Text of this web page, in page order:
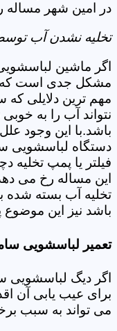
در امین شهر مساله
تخلیه نشدن آب
اگر ماشین
مشکل جدی است که
مهم ترین دلایلی
نتواند آب را به
باشد.با این وجود
دستگاه لباسشویی
فیلتر یا پمپ تخلیه
این مساله رخ می
تخلیه آب بسته شده
باشد نیز این
تعمیر لباسشویی
اگر دیگ
برای عیب یابی آن
می تواند به سبب